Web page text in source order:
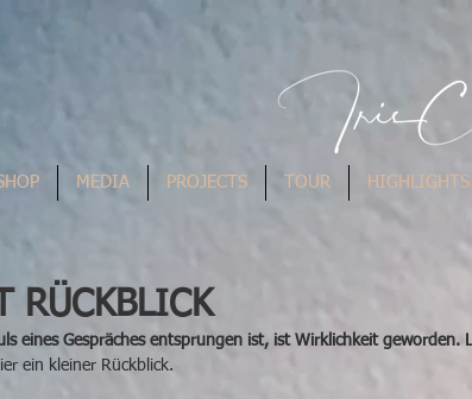
MEDIA PROJECTS TOUR HIGHLIGHTS
RÜCKBLICK
eines Gespräches entsprungen ist, ist Wirklichkeit geworden.
ein kleiner Rückblick.